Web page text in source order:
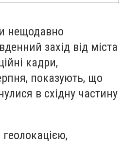
нещодавно
захід від міста
кадри,
показують, що
в східну частину